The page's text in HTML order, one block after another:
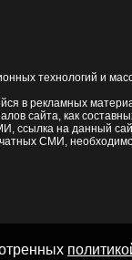
технологий и
в рекламных
сайта, как
ссылка на данный
СМИ,